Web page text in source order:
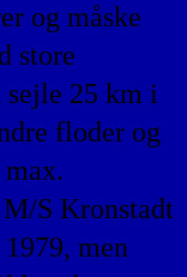
og måske
store
25 km i
floder og
S Kronstadt
men